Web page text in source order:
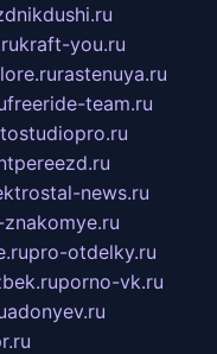
kraft-you.ru
rastenuya.ru
freeride-team.ru
news.ru
pro-otdelky.ru
porno-vk.ru
adonyev.ru